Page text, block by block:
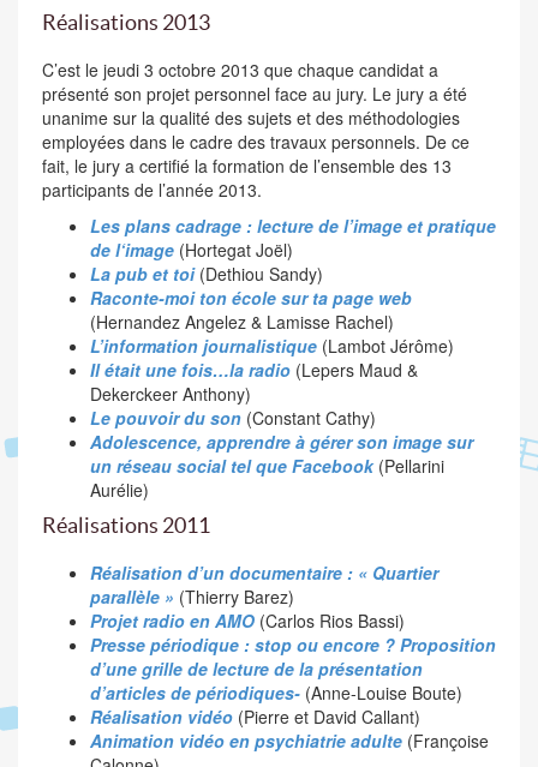
Réalisations 2013
C’est le jeudi 3 octobre 2013 que chaque candidat a
présenté son projet personnel face au jury. Le jury a été
unanime sur la qualité des sujets et des méthodologies
employées dans le cadre des travaux personnels. De ce
fait, le jury a certifié la formation de l’ensemble des 13
participants de l’année 2013.
Les plans cadrage : lecture de l’image et pratique
de l‘image (Hortegat Joël)
La pub et toi(Dethiou Sandy)
Raconte-moi ton école sur ta page web
(Hernandez Angelez & Lamisse Rachel)
L’information journalistique (Lambot Jérôme)
Il était une fois…la radio (Lepers Maud &
Dekerckeer Anthony)
Le pouvoir du son (Constant Cathy)
Adolescence, apprendre à gérer son image sur
un réseau social tel que Facebook(Pellarini
Aurélie)
Réalisations 2011
Réalisation d’un documentaire : « Quartier
parallèle » (Thierry Barez)
Projet radio en AMO (Carlos Rios Bassi)
Presse périodique : stop ou encore ? Proposition
d’une grille de lecture de la présentation
d’articles de périodiques- (Anne-Louise Boute)
Réalisation vidéo (Pierre et David Callant)
Animation vidéo en psychiatrie adulte (Françoise